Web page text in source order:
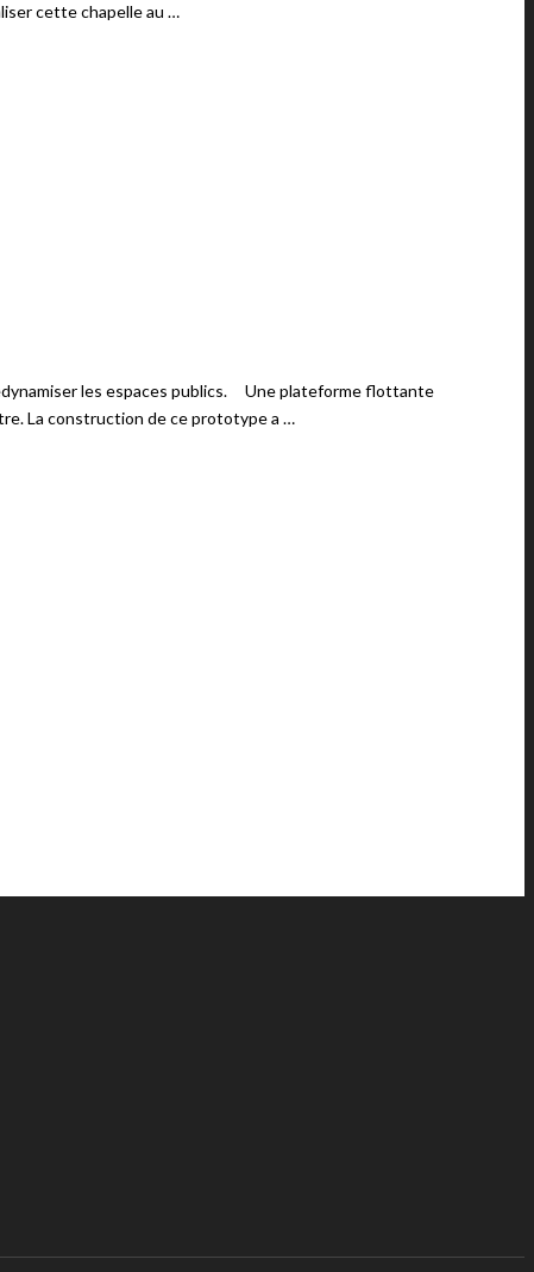
cette chapelle au …
les espaces publics. Une plateforme flottante
La construction de ce prototype a …